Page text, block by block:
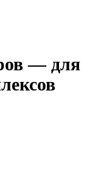
— для